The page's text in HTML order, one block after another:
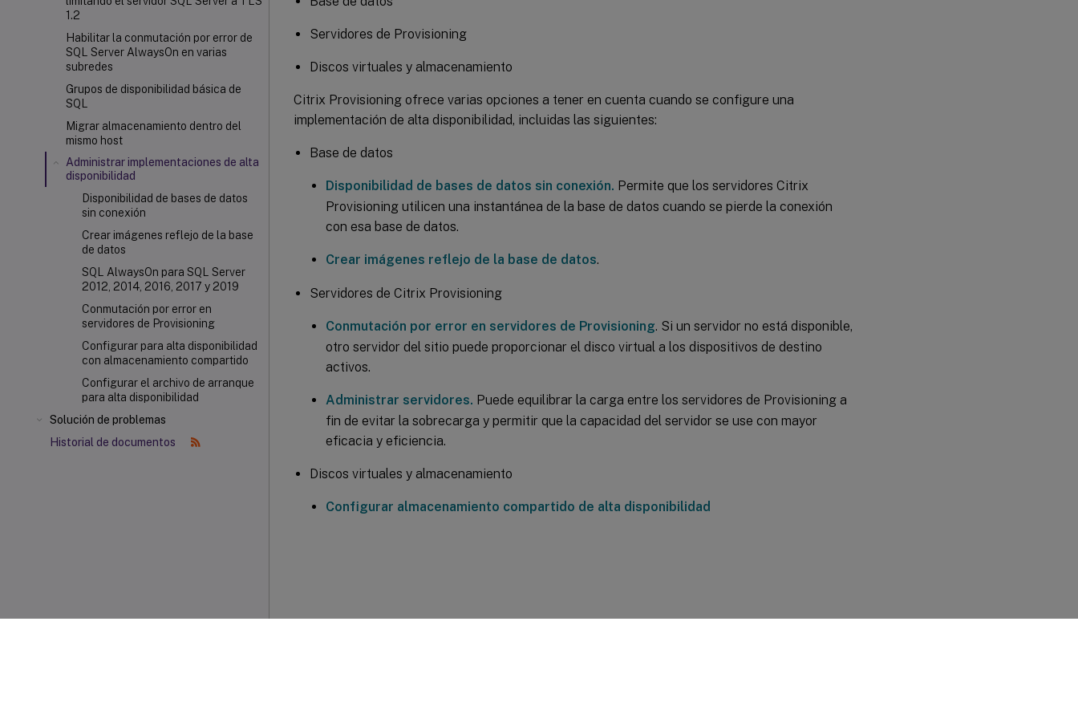
1.2
Habilitar la conmutación por error de
SQL Server AlwaysOn en varias
subredes
Grupos de disponibilidad básica de
SQL
Migrar almacenamiento dentro del
mismo host
Administrar implementaciones de alta
disponibilidad
Disponibilidad de bases de datos
sin conexión
Crear imágenes reflejo de la base
de datos
SQL AlwaysOn para SQL Server
2012, 2014, 2016, 2017 y 2019
Conmutación por error en
servidores de Provisioning
Configurar para alta disponibilidad
con almacenamiento compartido
Configurar el archivo de arranque
para alta disponibilidad
Solución de problemas
Historial de documentos
Servidores de Provisioning
Discos virtuales y almacenamiento
Citrix Provisioning ofrece varias opciones a tener en cuenta cuando se configure una
implementación de alta disponibilidad, incluidas las siguientes:
Base de datos
Disponibilidad de bases de datos sin conexión. Permite que los servidores Citrix
Provisioning utilicen una instantánea de la base de datos cuando se pierde la conexión
con esa base de datos.
Crear imágenes reflejo de la base de datos.
Servidores de Citrix Provisioning
Conmutación por error en servidores de Provisioning. Si un servidor no está disponible,
otro servidor del sitio puede proporcionar el disco virtual a los dispositivos de destino
activos.
Administrar servidores. Puede equilibrar la carga entre los servidores de Provisioning a
fin de evitar la sobrecarga y permitir que la capacidad del servidor se use con mayor
eficacia y eficiencia.
Discos virtuales y almacenamiento
Configurar almacenamiento compartido de alta disponibilidad